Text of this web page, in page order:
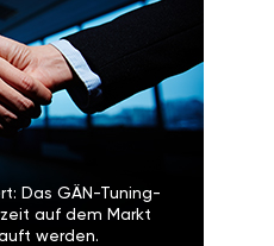
Das GÄN-Tuning-
auf dem Markt
werden.